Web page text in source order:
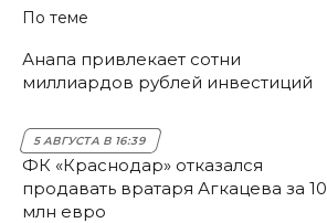
По теме
Анапа привлекает сотни
миллиардов рублей инвестиций
5 АВГУСТА В 16:39
ФК «Краснодар» отказался
продавать вратаря Агкацева за 10
млн евро